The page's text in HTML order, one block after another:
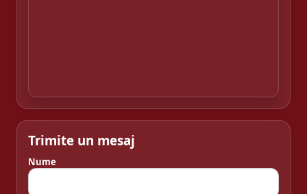
Trimite un mesaj
Nume